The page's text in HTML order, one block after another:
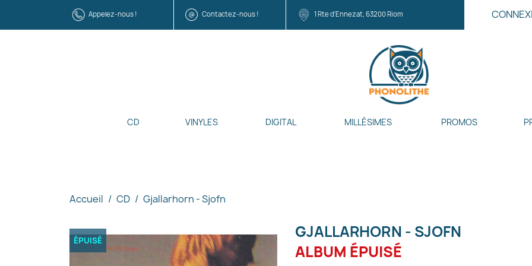
Appelez-nous ! Contactez-nous ! 1 Rte d'Ennezat, 63200 Riom
CD VINYLES DIGITAL MILLÉSIMES PROMOS
Accueil CD Gjallarhorn - Sjofn
ÉPUISÉ
GJALLARHORN - SJOFN
ALBUM ÉPUISÉ